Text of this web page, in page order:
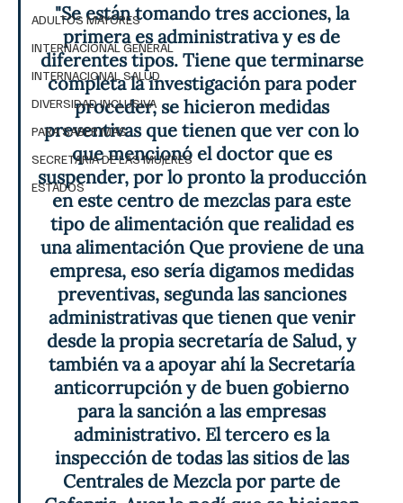
ADULTOS MAYORES
INTERNACIONAL GENERAL
INTERNACIONAL SALUD
DIVERSIDAD INCLUSIVA
PARA SABER MAS
SECRETARIA DE LAS MUJERES
ESTADOS
"Se están tomando tres acciones, la
primera es administrativa y es de
diferentes tipos. Tiene que terminarse
completa la investigación para poder
proceder, se hicieron medidas
preventivas que tienen que ver con lo
que mencionó el doctor que es
suspender, por lo pronto la producción
en este centro de mezclas para este
tipo de alimentación que realidad es
una alimentación Que proviene de una
empresa, eso sería digamos medidas
preventivas, segunda las sanciones
administrativas que tienen que venir
desde la propia secretaría de Salud, y
también va a apoyar ahí la Secretaría
anticorrupción y de buen gobierno
para la sanción a las empresas
administrativo. El tercero es la
inspección de todas las sitios de las
Centrales de Mezcla por parte de